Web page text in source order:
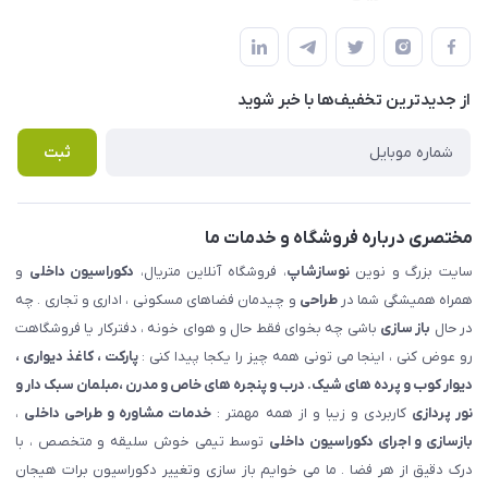
املاک مدنی - نوساز شاپ
لیست محصولات
درباره ما
قوانین و مقررات
حریم خصوصی
راهنما
پرسش های متداول
از جدید‌ترین تخفیف‌ها با‌ خبر شوید
ثبت
مختصری درباره فروشگاه و خدمات ما
سایت بزرگ و نویننوسازشاپ، فروشگاه آنلاین متریال، دکوراسیون داخلی و
همراه همیشگی شما درطراحی و چیدمان فضاهای مسکونی ، اداری و تجاری . چه
در حال باز سازی باشی چه بخوای فقط حال و هوای خونه ، دفترکار یا فروشگاهت
رو عوض کنی ، اینجا می تونی همه چیز را یکجا پیدا کنی :پارکت ، کاغذ دیواری ،
دیوار کوب و پرده های شیک. درب و پنجره های خاص و مدرن ،مبلمان سبک دار و
نور پردازی کاربردی و زیبا و از همه مهمتر : خدمات مشاوره و طراحی داخلی ،
بازسازی و اجرای دکوراسیون داخلی توسط تیمی خوش سلیقه و متخصص ، با
درک دقیق از هر فضا . ما می خوایم باز سازی وتغییر دکوراسیون برات هیجان